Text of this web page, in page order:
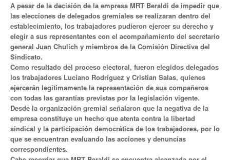
Nuestros Sindicatos
Delegaciones en el país
Actualidad Sindicatos
Camioneros solidarios
Publicaciones
Revista Los Camioneros
Anuario 20 años
A pesar de la decisión de la empresa MRT Beraldi de impedir que
las elecciones de delegados gremiales se realizaran dentro del
establecimiento, los trabajadores pudieron ejercer su derecho y
elegir a sus representantes con el acompañamiento del secretario
general Juan Chulich y miembros de la Comisión Directiva del
Sindicato.
Como resultado del proceso electoral, fueron elegidos delegados
los trabajadores Luciano Rodríguez y Cristian Salas, quienes
ejercerán legítimamente la representación de sus compañeros
con todas las garantías previstas por la legislación vigente.
Desde la organización gremial señalaron que la negativa de la
empresa constituye un hecho que atenta contra la libertad
sindical y la participación democrática de los trabajadores, por lo
que se encuentran evaluando las acciones y denuncias
correspondientes.